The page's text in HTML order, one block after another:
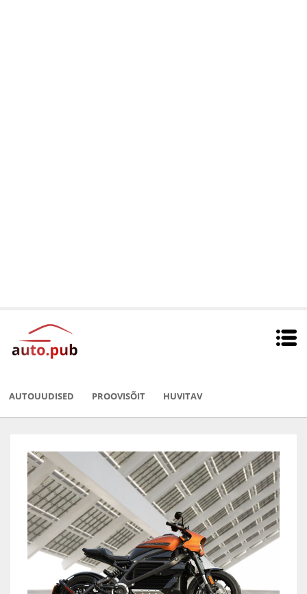
AUTOUUDISED PROOVISÕIT HUVITAV